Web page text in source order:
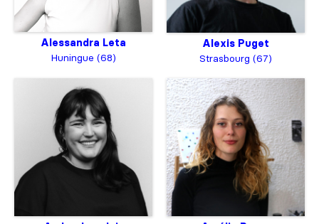
Alessandra Leta
Huningue (68)
Alexis Puget
Strasbourg (67)